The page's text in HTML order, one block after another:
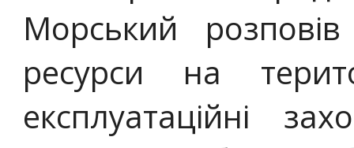
Морський
ресурси на
експлуатаційні